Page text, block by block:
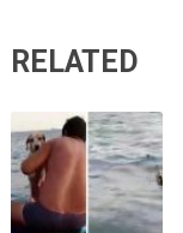
RELATED